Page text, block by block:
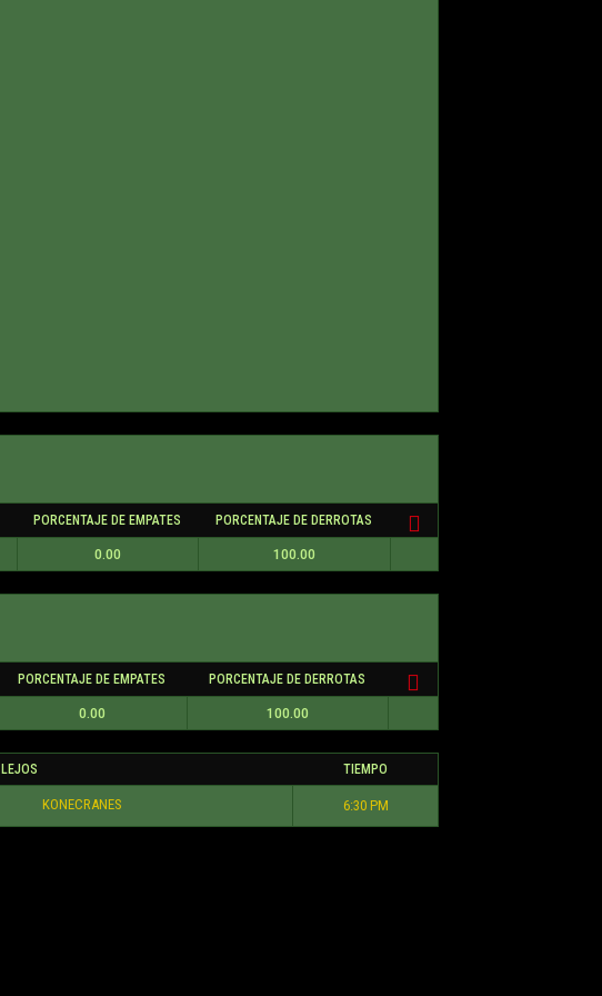
PORCENTAJE DE EMPATES PORCENTAJE DE DERROTAS
0.00 100.00
PORCENTAJE DE EMPATES PORCENTAJE DE DERROTAS
0.00 100.00
LEJOS TIEMPO
KONECRANES 6:30 PM